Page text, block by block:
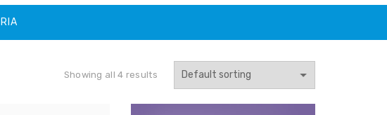
Showing all 4 results